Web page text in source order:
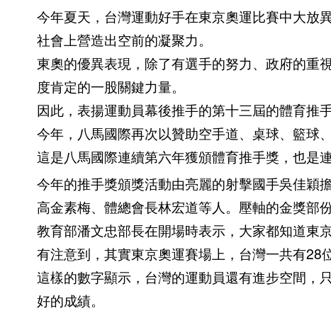
今年夏天，台灣運動好手在東京奧運比賽中大放
社會上營造出空前的凝聚力。
東奧的優異表現，除了有選手的努力、政府的重
度肯定的一股關鍵力量。
因此，表揚運動員幕後推手的第十三屆的體育推
今年，八馬國際再次以贊助空手道、桌球、籃球
這是八馬國際連續第六年獲頒體育推手獎，也是
今年的推手獎頒獎活動由亮麗的射擊國手吳佳穎
高金素梅、體總會長林宏道等人。壓軸的金獎部
教育部潘文忠部長在開場時表示，大家都知道東
有注意到，其實東京奧運賽場上，台灣一共有28
這樣的數字顯示，台灣的運動員還有進步空間，
好的成績。